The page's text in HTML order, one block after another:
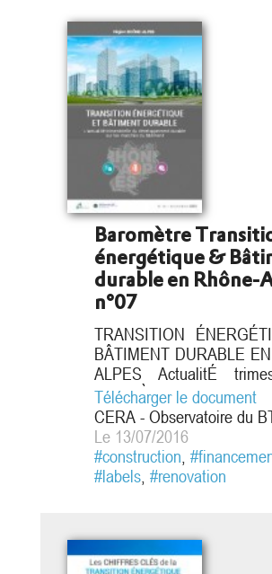
Baromètre
énergétique &
durable en Rhône-
n°07
TRANSITION
BÂTIMENT DURABLE
ALPES ActualitÉ
BAromÈtre n°07 – Juin
Télécharger le document
CERA - Observatoire du
Le 13/07/2016
#construction
#labels, #renovation